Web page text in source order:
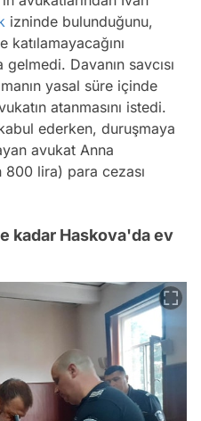
izninde bulunduğunu,
Davanın savcısı
yasal süre içinde
atanmasını istedi.
ederken, duruşmaya
avukat Anna
lira) para cezası
kadar Haskova'da ev